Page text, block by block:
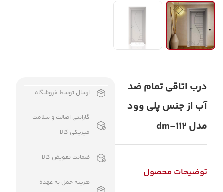
درب اتاقی تمام ضد
آب از جنس پلی وود
مدل dm-112
توضیحات محصول
ارسال توسط فروشگاه
گارانتی اصالت و سلامت
فیزیکی کالا
ضمانت تعویض کالا
هزینه حمل به عهده